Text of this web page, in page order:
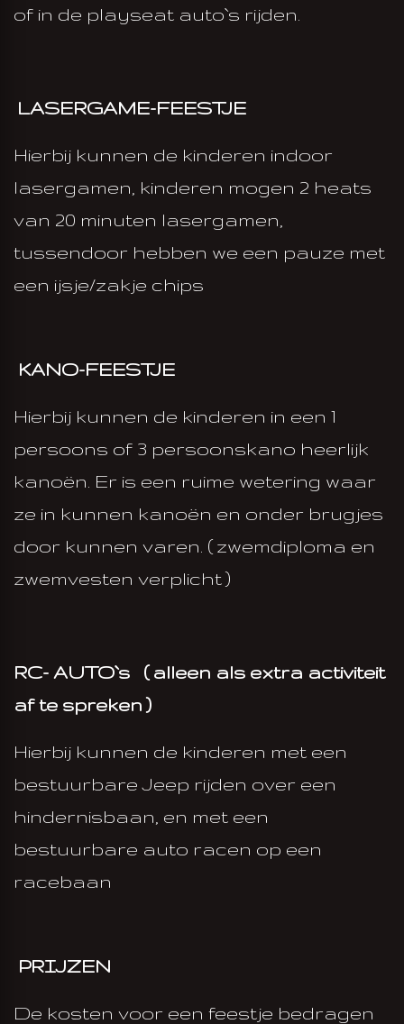
of in de playseat auto`s rijden.
LASERGAME-FEESTJE
Hierbij kunnen de kinderen indoor
lasergamen, kinderen mogen 2 heats
van 20 minuten lasergamen,
tussendoor hebben we een pauze met
een ijsje/zakje chips
KANO-FEESTJE
Hierbij kunnen de kinderen in een 1
persoons of 3 persoonskano heerlijk
kanoën. Er is een ruime wetering waar
ze in kunnen kanoën en onder brugjes
door kunnen varen. ( zwemdiploma en
zwemvesten verplicht )
RC- AUTO`s ( alleen als extra activiteit
af te spreken )
Hierbij kunnen de kinderen met een
bestuurbare Jeep rijden over een
hindernisbaan, en met een
bestuurbare auto racen op een
racebaan
PRIJZEN
De kosten voor een feestje bedragen